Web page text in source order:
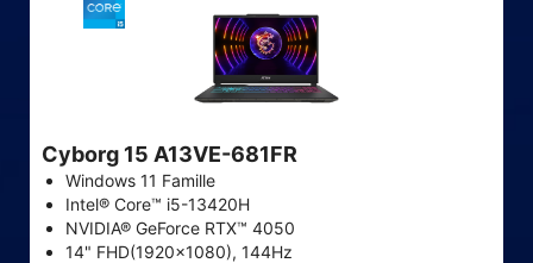
Cyborg 15 A13VE-681FR
Windows 11 Famille
Intel® Core™ i5-13420H
NVIDIA® GeForce RTX™ 4050
14" FHD(1920x1080), 144Hz